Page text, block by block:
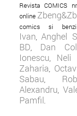
Revista COMICS
online
comics si
Ivan,Anghel
BD, Dan
Ionescu, Neli
Zaharia,
Sabau,
Alexandru,
Pamfil.